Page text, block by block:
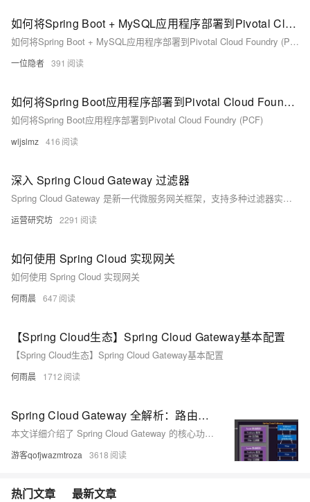
如何将Spring Boot + MySQL应用程序部署到Pivotal Cloud Foundry (PCF)
如何将Spring Boot + MySQL应用程序部署到Pivotal Cloud Foundry (PCF)
一位隐者 391
如何将Spring Boot应用程序部署到Pivotal Cloud Foundry (PCF)
如何将Spring Boot应用程序部署到Pivotal Cloud Foundry (PCF)
wljslmz 416
深入 Spring Cloud Gateway 过滤器
Spring Cloud Gateway 是新一代微服务网关框架，支持多种过滤器实现。本文详解了 `GlobalFilter`、`GatewayFilter` 和 `AbstractGatewayFilterFactory` 三种过滤器的实现方式及其应用场景，帮助开发者高效利用这些工具进行网关开发。
运营研究坊 2291
如何使用 Spring Cloud 实现网关
如何使用 Spring Cloud 实现网关
何雨晨 647
【Spring Cloud生态】Spring Cloud Gateway基本配置
【Spring Cloud生态】Spring Cloud Gateway基本配置
何雨晨 1712
Spring Cloud Gateway 全解析：路由配置、断言规则与过滤器实战指南
本文详细介绍了 Spring Cloud Gateway 的核心功能与实践配置。首先讲解了网关模块的创建流程，包括依赖引入（gateway、nacos 服务发现、负载均衡）、端口与服务发现配置，以及路由规则的设置（需注意路径前缀重复与优先级 order）。接着深入解析路由断言，涵盖 After、Before、Path 等 12 种内置断言的参数、作用及配置示例，并说明了自定义断言的实现方法。随后重点阐述过滤器机制，区分路由过滤器（如 AddRequestHeader、RewritePath、RequestRateLimiter 等）与全局过滤器的作用范围与配置方式，提
游客qofjwazmtroza 3618
热门文章 最新文章